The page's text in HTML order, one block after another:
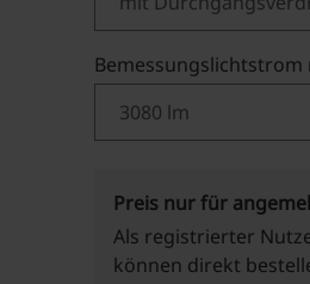
Bemessungslichtstrom
Preis nur für
Als registrierter
können direkt